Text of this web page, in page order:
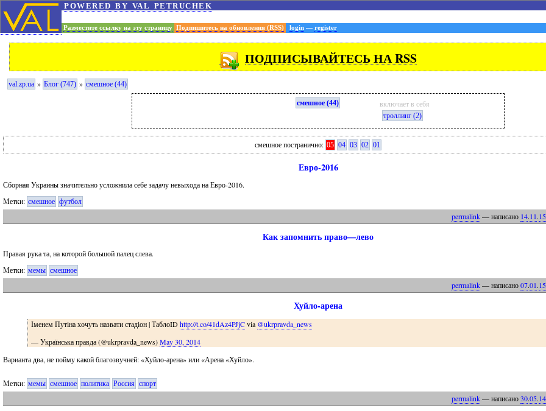
powered by val petruchek
Разместите ссылку на эту страницу Подпишитесь на обновления (RSS) login — register
ПОДПИСЫВАЙТЕСЬ НА RSS
val.zp.ua » Блог (747) » смешное (44)
смешное (44) включает в себя
троллинг (2)
смешное постранично: 05 04 03 02 01
Евро-2016
Сборная Украины значительно усложнила себе задачу невыхода на Евро-2016.
Метки: смешное футбол
permalink— написано 14.11.15
Как запомнить право—лево
Правая рука та, на которой большой палец слева.
Метки: мемы смешное
permalink— написано07.01.15
Хуйло-арена
Іменем Путіна хочуть назвати стадіон | ТаблоIDhttp://t.co/41dAz4PJjCvia @ukrpravda_news
— Українська правда (@ukrpravda_news)May 30, 2014
Варианта два, не пойму какой благозвучней: «Хуйло-арена» или «Арена «Хуйло».
Метки: мемы смешное политика Россия спорт
permalink— написано30.05.14